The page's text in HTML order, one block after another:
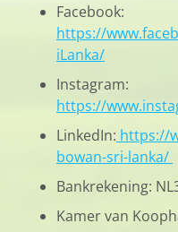
Facebook:
https://
iLanka/
Instagram:
https://
LinkedIn: https://
bowan-sri-lanka/
Bankrekening:
Kamer van